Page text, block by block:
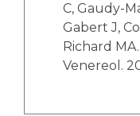
C, Gaudy-
Gabert J,
Richard
Venereol.